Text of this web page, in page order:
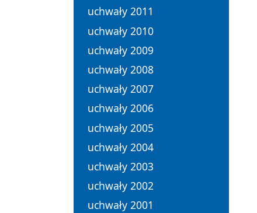
uchwały 2011
uchwały 2010
uchwały 2009
uchwały 2008
uchwały 2007
uchwały 2006
uchwały 2005
uchwały 2004
uchwały 2003
uchwały 2002
uchwały 2001